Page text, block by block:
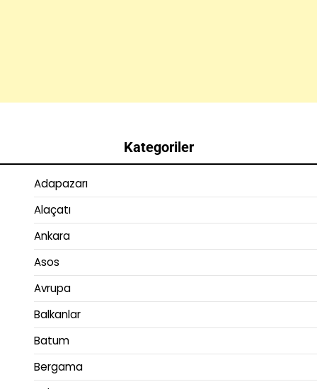
Kategoriler
Adapazarı
Alaçatı
Ankara
Asos
Avrupa
Balkanlar
Batum
Bergama